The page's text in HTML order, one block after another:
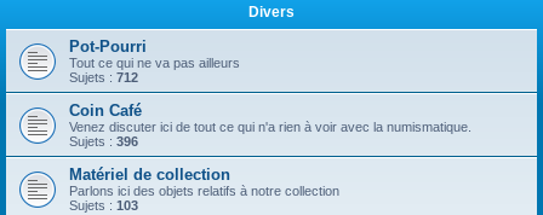
Divers
Pot-Pourri
Tout ce qui ne va pas ailleurs
Sujets : 712
Coin Café
Venez discuter ici de tout ce qui n'a rien à voir avec la numismatique.
Sujets : 396
Matériel de collection
Parlons ici des objets relatifs à notre collection
Sujets : 103